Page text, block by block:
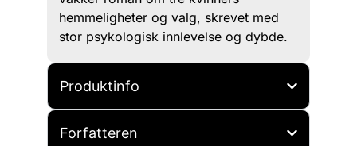
hemmeligheter og valg, skrevet med
stor psykologisk innlevelse og dybde.
Produktinfo
Forfatteren